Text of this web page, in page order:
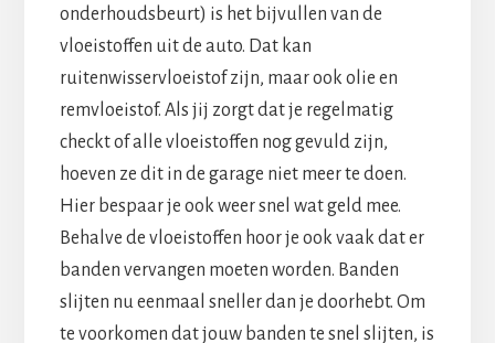
onderhoudsbeurt) is het bijvullen van de
vloeistoffen uit de auto. Dat kan
ruitenwisservloeistof zijn, maar ook olie en
remvloeistof. Als jij zorgt dat je regelmatig
checkt of alle vloeistoffen nog gevuld zijn,
hoeven ze dit in de garage niet meer te doen.
Hier bespaar je ook weer snel wat geld mee.
Behalve de vloeistoffen hoor je ook vaak dat er
banden vervangen moeten worden. Banden
slijten nu eenmaal sneller dan je doorhebt. Om
te voorkomen dat jouw banden te snel slijten, is